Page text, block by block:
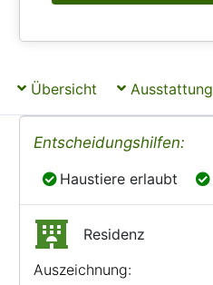
Übersicht Ausstattung
Entscheidungshilfen:
Haustiere erlaubt
Haustiere erlaubt
Residenz
Auszeichnung: